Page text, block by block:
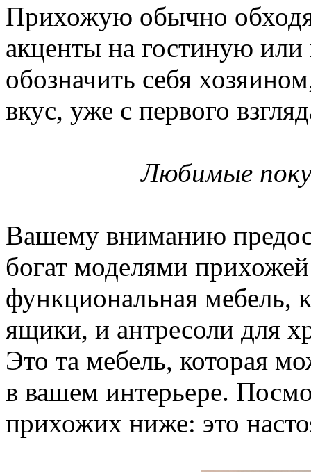
Прихожую обычно
акценты на гостиную
обозначить себя
вкус, уже с первого
Любимые
Вашему вниманию
богат моделями
функциональная мебель,
ящики, и антресоли для
Это та мебель, которая
в вашем интерьере.
прихожих ниже: это